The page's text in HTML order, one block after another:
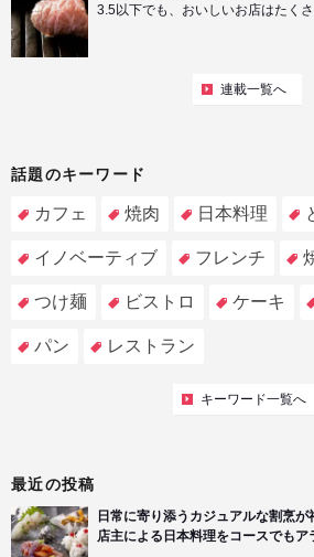
3.5以下でも、おいしいお店はたく
連載一覧へ
話題のキーワード
カフェ 焼肉 日本料理
イノベーティブ フレンチ
つけ麺 ビストロ ケーキ
パン レストラン
キーワード一覧へ
最近の投稿
日常に寄り添うカジュアルな割烹
店主による日本料理をコースでもア